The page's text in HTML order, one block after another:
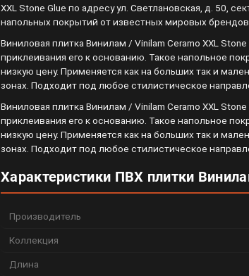
XXL Stone Glue по адресу ул. Светлановская, д. 50,
напольных покрытий от известных мировых брендов.
Виниловая плитка Винилам / Vinilam Ceramo XXL
приклеивания его к основанию. Такое напольное
низкую цену. Применяется как на больших так и
зонах. Подходит под любое стилистическое
Виниловая плитка Винилам / Vinilam Ceramo XXL
приклеивания его к основанию. Такое напольное
низкую цену. Применяется как на больших так и
зонах. Подходит под любое стилистическое
Характеристики ПВХ плитки
Производитель
Коллекция
Длина